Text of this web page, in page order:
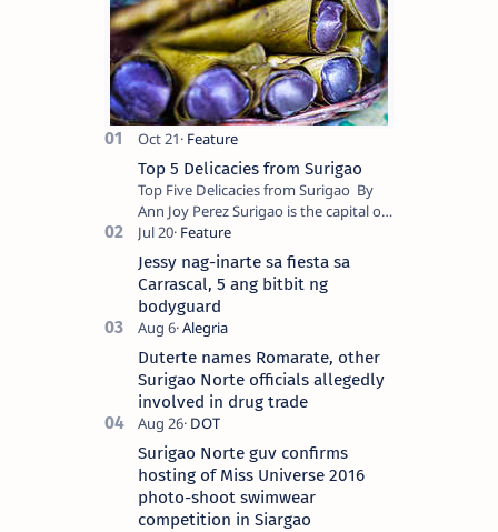
Top 5 Delicacies from Surigao
Top Five Delicacies from Surigao By
Ann Joy Perez Surigao is the capital of
Surigao del Norte province. Known as
the “City of Island Adventures,…
Jessy nag-inarte sa fiesta sa
Carrascal, 5 ang bitbit ng
bodyguard
Duterte names Romarate, other
Surigao Norte officials allegedly
involved in drug trade
Surigao Norte guv confirms
hosting of Miss Universe 2016
photo-shoot swimwear
competition in Siargao